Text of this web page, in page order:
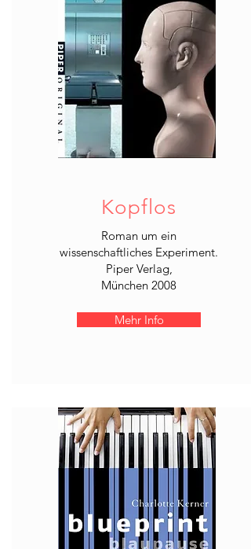
Kopflos
Roman um ein
wissenschaftliches Experiment.
Piper Verlag,
München 2008
Mehr Info